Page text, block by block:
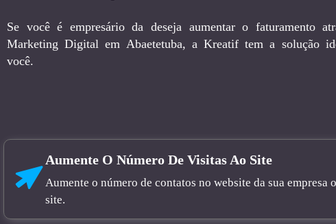
Se você é empresário da deseja aumentar o faturamento
Marketing Digital em Abaetetuba, a Kreatif tem a solução
você.
Aumente O Número De Visitas Ao Site
Aumente o número de contatos no website da sua
site.